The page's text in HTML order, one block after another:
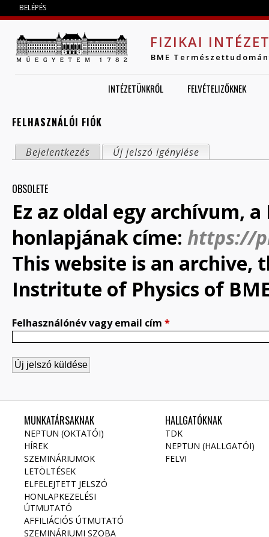
BELÉPÉS
FIZIKAI
BME
INTÉZETÜNKRŐL FELVÉTELIZŐKNEK
FELHASZNÁLÓI FIÓK
ELSŐDLEGES FÜLEK
Bejelentkezés Új jelszó igénylése
OBSOLETE
Ez az oldal egy archívum,
honlapjának címe: https://
This website is an archive,
Instritute of Physics of
Felhasználónév vagy email cím *
MUNKATÁRSAKNAK
NEPTUN (OKTATÓI)
HÍREK
SZEMINÁRIUMOK
LETÖLTÉSEK
ELFELEJTETT JELSZÓ
HONLAPKEZELÉSI
ÚTMUTATÓ
AFFILIÁCIÓS ÚTMUTATÓ
SZEMINÁRIUMI SZOBA
HALLGATÓKNAK
TDK
NEPTUN (HALLGATÓI)
FELVI